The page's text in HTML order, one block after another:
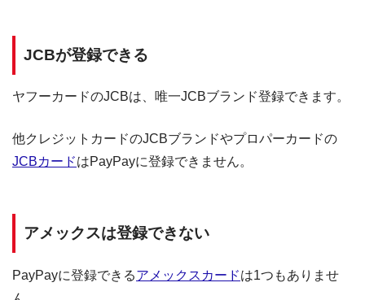
JCBが登録できる
ヤフーカードのJCBは、唯一JCBブランド登録できます。
他クレジットカードのJCBブランドやプロパーカードの
JCBカードはPayPayに登録できません。
アメックスは登録できない
PayPayに登録できるアメックスカードは1つもありませ